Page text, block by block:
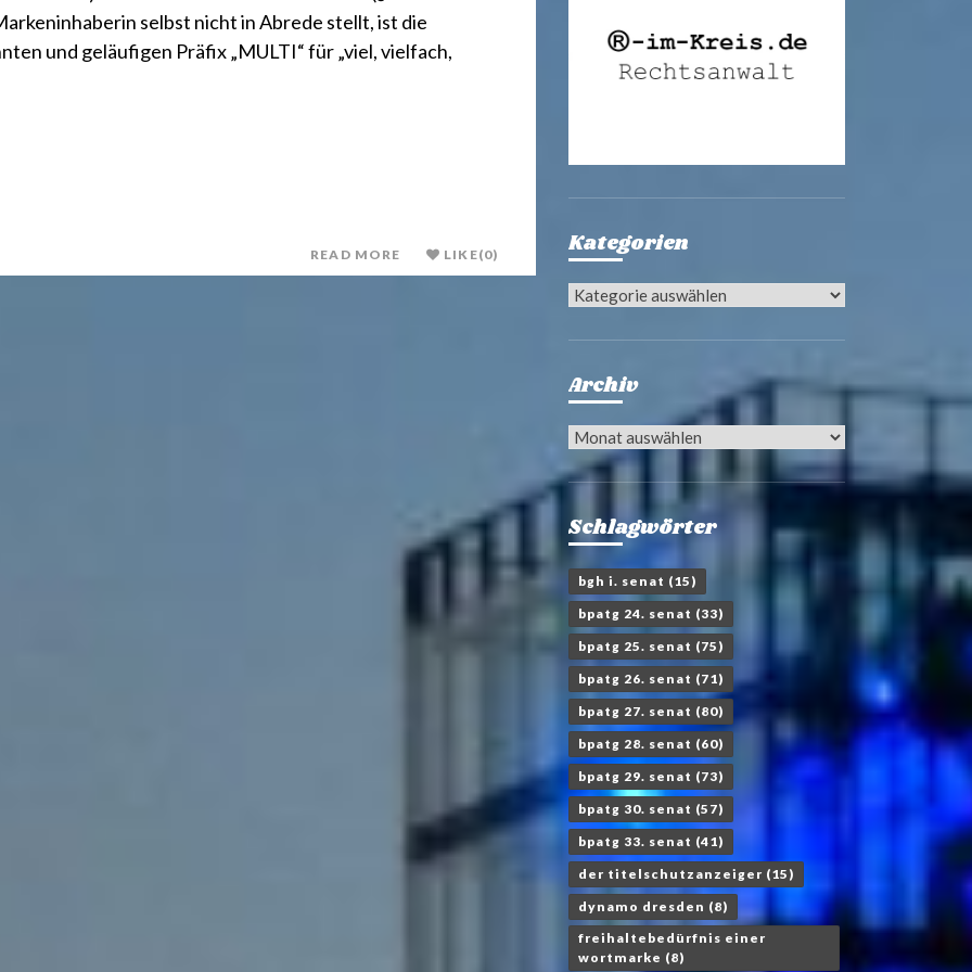
selbst nicht in Abrede stellt, ist die
und geläufigen Präfix „MULTI“ für „viel, vielfach,
READ MORE LIKE(0) Kategorien
Kategorien
Archiv
Archiv
Schlagwörter
bgh i. senat (15)
bpatg 24. senat (33)
bpatg 25. senat (75)
bpatg 26. senat (71)
bpatg 27. senat (80)
bpatg 28. senat (60)
bpatg 29. senat (73)
bpatg 30. senat (57)
bpatg 33. senat (41)
der titelschutzanzeiger (15)
dynamo dresden (8)
freihaltebedürfnis einer
wortmarke (8)